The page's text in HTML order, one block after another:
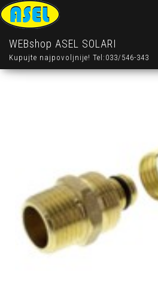
WEBshop ASEL SOLARI
Kupujte najpovoljnije! Tel:033/546-343